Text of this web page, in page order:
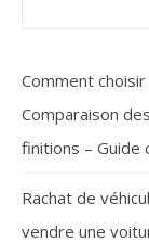
Comment
Comparaison
finitions – Guide
Rachat de
vendre une